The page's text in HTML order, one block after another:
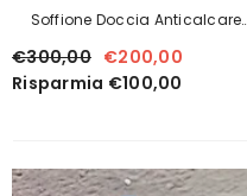
Soffione Doccia Anticalcare
Ispezionabile Tondo Da Cm 40,
In Ottone
€300,00 €200,00
Risparmia €100,00